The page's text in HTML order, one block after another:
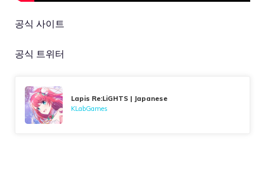
공식 사이트
공식 트위터
Lapis Re:LiGHTS | Japanese
KLabGames